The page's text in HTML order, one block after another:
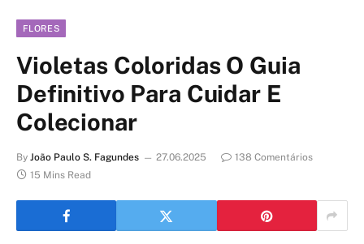
FLORES
Violetas Coloridas O Guia
Definitivo Para Cuidar E
Colecionar
By João Paulo S. Fagundes 27.06.2025
138 Comentários
15 Mins Read